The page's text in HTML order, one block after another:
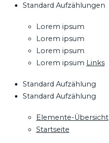
Standard Aufzählungen
Lorem ipsum
Lorem ipsum
Lorem ipsum
Lorem ipsum Links
Standard Aufzählung
Standard Aufzählung
Elemente-Übersicht
Startseite